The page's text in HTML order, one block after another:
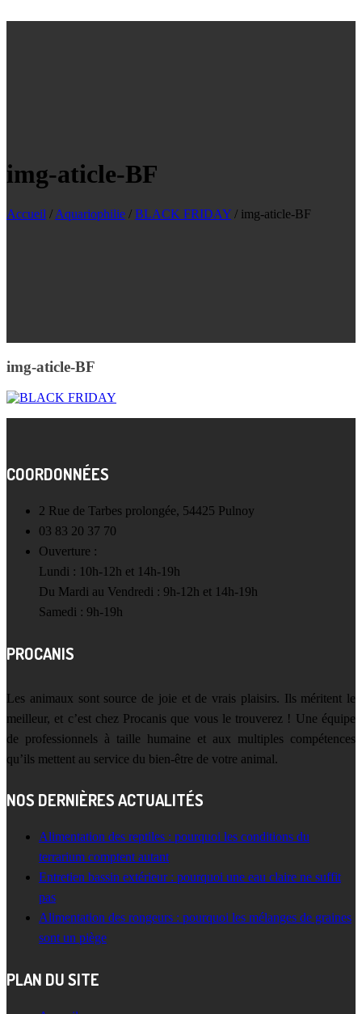
img-aticle-BF
Accueil / Aquariophilie / BLACK FRIDAY / img-aticle-BF
img-aticle-BF
COORDONNÉES
2 Rue de Tarbes prolongée, 54425 Pulnoy
03 83 20 37 70
Ouverture :
Lundi : 10h-12h et 14h-19h
Du Mardi au Vendredi : 9h-12h et 14h-19h
Samedi : 9h-19h
PROCANIS
Les animaux sont source de joie et de vrais plaisirs. Ils méritent le
meilleur, et c’est chez Procanis que vous le trouverez ! Une équipe
de professionnels à taille humaine et aux multiples compétences
qu’ils mettent au service du bien-être de votre animal.
NOS DERNIÈRES ACTUALITÉS
Alimentation des reptiles : pourquoi les conditions du
terrarium comptent autant
Entretien bassin extérieur : pourquoi une eau claire ne suffit
pas
Alimentation des rongeurs : pourquoi les mélanges de graines
sont un piège
PLAN DU SITE